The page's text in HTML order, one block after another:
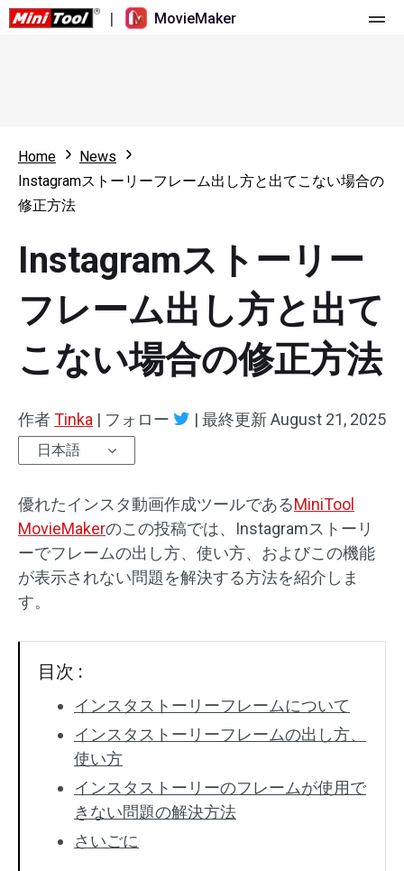
| MovieMaker
更新履歴
マルチトラック動画編集
アスペクト比
速度変更/リバース
オーディオエフェクト
動画エフェクト
動画色調整
リソース
ビデオ編集のヒント
画面録画ツール
動画変換ツール
オンライン動画ダウンロード ツール
Home
News
Instagramストーリーフレーム出し方と出てこない場合の
修正方法
Instagramストーリー
フレーム出し方と出て
こない場合の修正方法
作者Tinka | フォロー | 最終更新August 21, 2025
日本語
優れたインスタ動画作成ツールであるMiniTool
MovieMakerのこの投稿では、Instagramストーリ
ーでフレームの出し方、使い方、およびこの機能
が表示されない問題を解決する方法を紹介しま
す。
目次 :
インスタストーリーフレームについて
インスタストーリーフレームの出し方、
使い方
インスタストーリーのフレームが使用で
きない問題の解決方法
さいごに